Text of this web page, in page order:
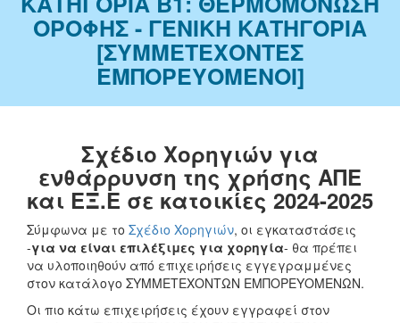
ΟΡΟΦΗΣ - ΓΕΝΙΚΗ ΚΑΤΗΓΟΡΙΑ
[ΣΥΜΜΕΤΕΧΟΝΤΕΣ
ΕΜΠΟΡΕΥΟΜΕΝΟΙ]
Σχέδιο Χορηγιών για
ενθάρρυνση της χρήσης ΑΠΕ
και ΕΞ.Ε σε κατοικίες 2024-2025
Σύμφωνα με το Σχέδιο Χορηγιών, οι εγκαταστάσεις
-για να είναι επιλέξιμες για χορηγία- θα πρέπει
να υλοποιηθούν από επιχειρήσεις εγγεγραμμένες
στον κατάλογο ΣΥΜΜΕΤΕΧΟΝΤΩΝ ΕΜΠΟΡΕΥΟΜΕΝΩΝ.
Οι πιο κάτω επιχειρήσεις έχουν εγγραφεί στον